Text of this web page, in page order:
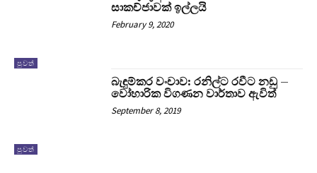
පුවත්
සාකච්ජාවක් ඉල්ලයි
February 9, 2020
පුවත්
බැඳුම්කර වංචාව: රනිල්ට රවීට නඩු –
වෝහාරික විගණන වාර්තාව ඇවිත්
September 8, 2019